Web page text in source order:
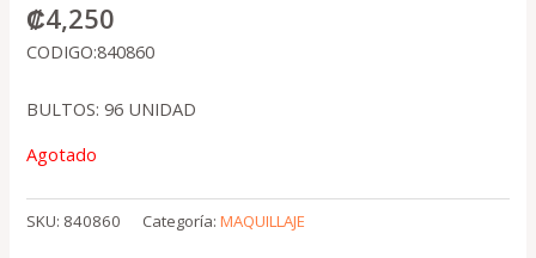
₡4,250
CODIGO:840860
BULTOS: 96 UNIDAD
Agotado
SKU: 840860 Categoría:MAQUILLAJE